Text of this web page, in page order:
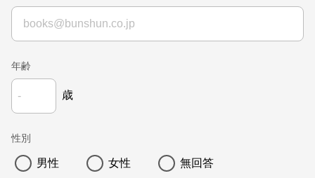
年齢
歳
性別
男性 女性 無回答